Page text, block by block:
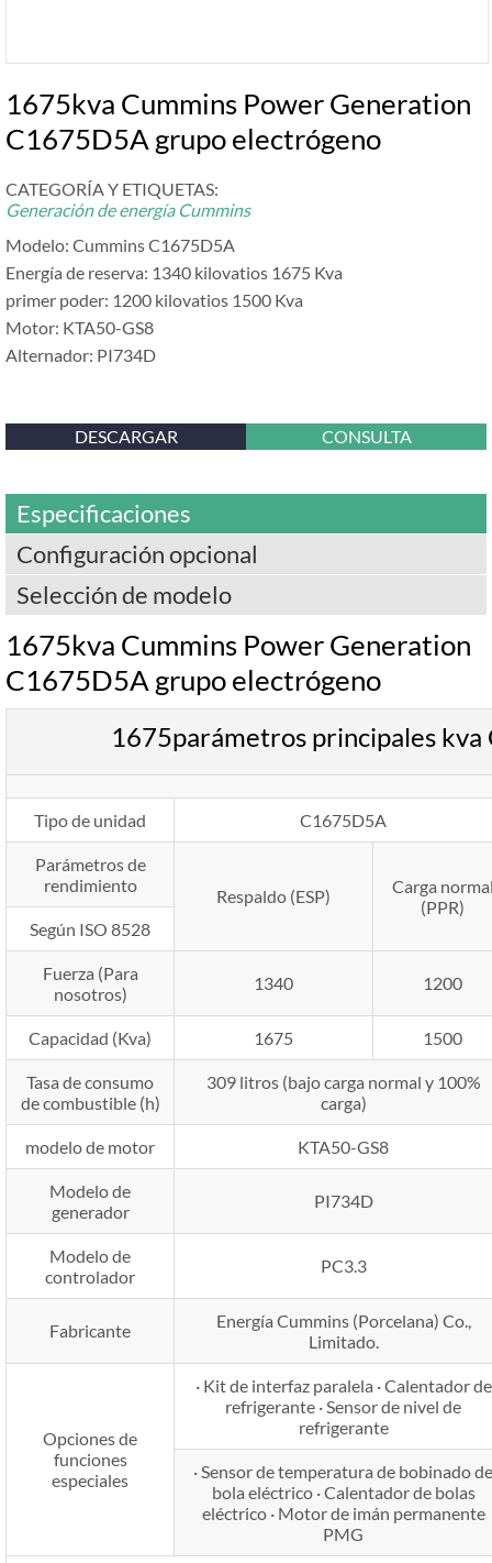
1675kva Cummins Power Generation
C1675D5A grupo electrógeno
CATEGORÍA Y ETIQUETAS:
Generación de energía Cummins
Modelo: Cummins C1675D5A
Energía de reserva: 1340 kilovatios 1675 Kva
primer poder: 1200 kilovatios 1500 Kva
Motor: KTA50-GS8
Alternador: PI734D
DESCARGAR CONSULTA
Especificaciones
Configuración opcional
Selección de modelo
1675kva Cummins Power Generation
C1675D5A grupo electrógeno
1675parámetros principales
Tipo de unidad C1675D5A
Parámetros de
rendimiento
Respaldo (ESP)
Carga
(PPR)
Según ISO 8528
Fuerza (Para
nosotros)
1340 1200
Capacidad (Kva) 1675 1500
Tasa de consumo
de combustible (h)
309 litros (bajo carga normal y 100%
carga)
modelo de motor KTA50-GS8
Modelo de
generador
PI734D
Modelo de
controlador
PC3.3
Fabricante
Energía Cummins (Porcelana) Co.,
Limitado.
Opciones de
funciones
especiales
· Kit de interfaz paralela · Calentador de
refrigerante · Sensor de nivel de
refrigerante
· Sensor de temperatura de bobinado de
bola eléctrico · Calentador de bolas
eléctrico · Motor de imán permanente
PMG